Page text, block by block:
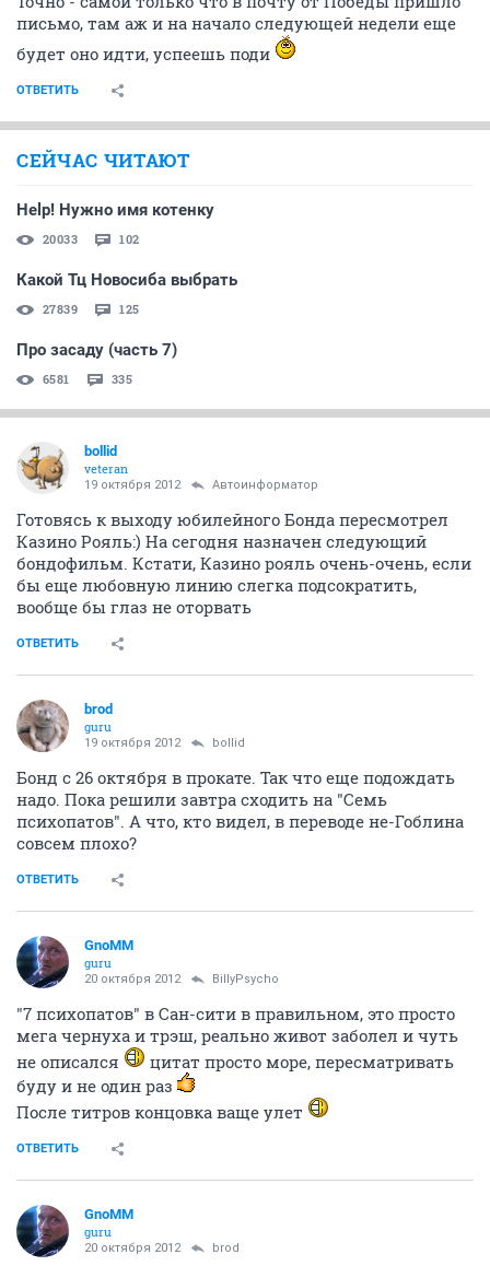
письмо, там аж и на начало следующей недели еще
будет оно идти, успеешь поди
ОТВЕТИТЬ
СЕЙЧАС ЧИТАЮТ
Help! Нужно имя котенку
20033 102
Какой Тц Новосиба выбрать
27839 125
Про засаду (часть 7)
6581 335
bollid
veteran
19 октября 2012 Автоинформатор
Готовясь к выходу юбилейного Бонда пересмотрел
Казино Рояль:) На сегодня назначен следующий
бондофильм. Кстати, Казино рояль очень-очень, если
бы еще любовную линию слегка подсократить,
вообще бы глаз не оторвать
ОТВЕТИТЬ
brod
guru
19 октября 2012 bollid
Бонд с 26 октября в прокате. Так что еще подождать
надо. Пока решили завтра сходить на "Семь
психопатов". А что, кто видел, в переводе не-Гоблина
совсем плохо?
ОТВЕТИТЬ
GnoMM
guru
20 октября 2012 BillyPsycho
"7 психопатов" в Сан-сити в правильном, это просто
мега чернуха и трэш, реально живот заболел и чуть
не описался
цитат просто море, пересматривать
буду и не один раз
После титров концовка ваще улет
ОТВЕТИТЬ
GnoMM
guru
20 октября 2012 brod